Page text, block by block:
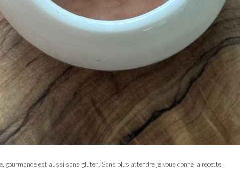
gourmande est aussi sans gluten. Sans plus attendre je vous donne la recette.